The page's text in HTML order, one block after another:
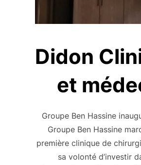
Didon
et
Groupe Ben Hassine
Groupe Ben Hassine
première clinique de
sa volonté d’investir